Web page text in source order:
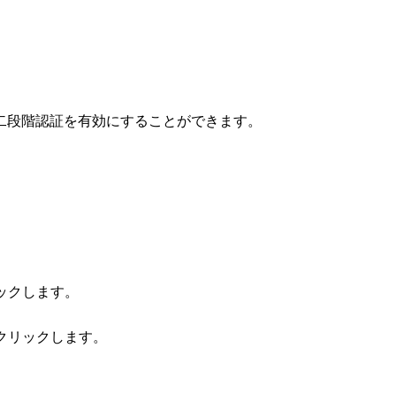
階認証を有効にすることができます。
クします。
リックします。